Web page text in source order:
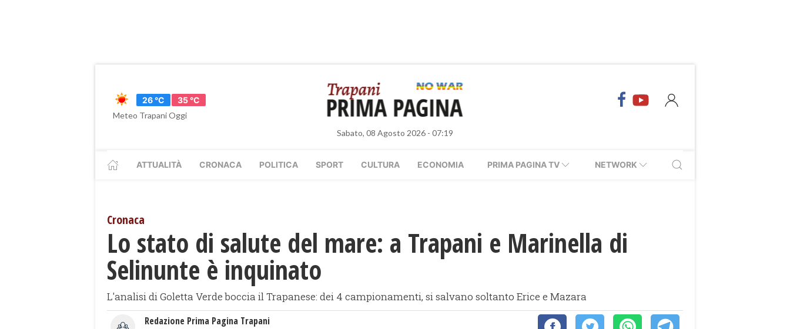
26 °C
35 °C
Meteo Trapani Oggi
Sabato, 08 Agosto 2026 - 07:19
ATTUALITÀ CRONACA POLITICA SPORT CULTURA ECONOMIA PRIMA PAGINA TV NETWORK
Cronaca
Lo stato di salute del mare: a Trapani e Marinella di
Selinunte è inquinato
L'analisi di Goletta Verde boccia il Trapanese: dei 4 campionamenti, si salvano soltanto Erice e Mazara
Redazione Prima Pagina Trapani